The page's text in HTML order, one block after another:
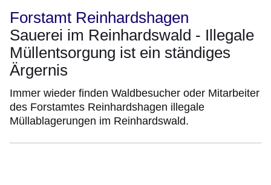
Forstamt Reinhardshagen
Sauerei im Reinhardswald - Illegale
Müllentsorgung ist ein ständiges
Ärgernis
Immer wieder finden Waldbesucher oder Mitarbeiter
des Forstamtes Reinhardshagen illegale
Müllablagerungen im Reinhardswald.